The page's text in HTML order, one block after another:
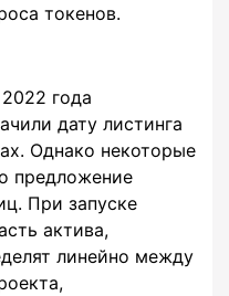
токенов.
года
дату листинга
Однако некоторые
предложение
При запуске
актива,
линейно между